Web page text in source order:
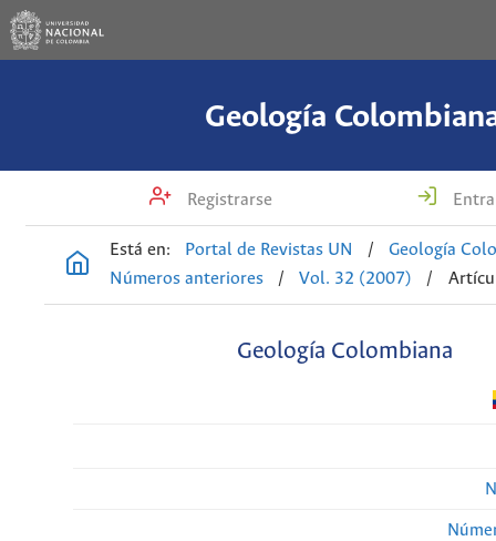
Geología
Registrarse
Está en: Portal de Revistas UN /
Geología
Números anteriores
/ Vol. 32 (2007) /
Geología Colombiana